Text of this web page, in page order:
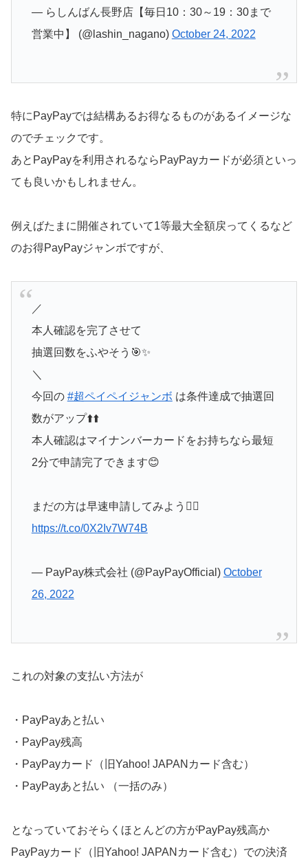
— らしんばん長野店【毎日10：30～19：30まで
営業中】 (@lashin_nagano) October 24, 2022
特にPayPayでは結構あるお得なるものがあるイメージな
のでチェックです。
あとPayPayを利用されるならPayPayカードが必須といっ
ても良いかもしれません。
例えばたまに開催されていて1等最大全額戻ってくるなど
のお得PayPayジャンボですが、
／
本人確認を完了させて
抽選回数をふやそう🎯✨
＼
今回の #超ペイペイジャンボ は条件達成で抽選回
数がアップ⬆️⬆️
本人確認はマイナンバーカードをお持ちなら最短
2分で申請完了できます😊
まだの方は早速申請してみよう👇🏻
https://t.co/0X2Iv7W74B
— PayPay株式会社 (@PayPayOfficial) October
26, 2022
これの対象の支払い方法が
・PayPayあと払い
・PayPay残高
・PayPayカード（旧Yahoo! JAPANカード含む）
・PayPayあと払い （一括のみ）
となっていておそらくほとんどの方がPayPay残高か
PayPayカード（旧Yahoo! JAPANカード含む）での決済